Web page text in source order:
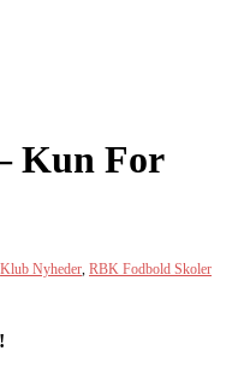
Kun For
Klub Nyheder, RBK Fodbold Skoler